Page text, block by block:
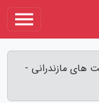
های مازندرانی -